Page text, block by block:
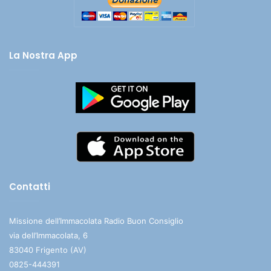
La Nostra App
Contatti
Missione dell’Immacolata Radio Buon Consiglio
via dell’Immacolata, 6
83040 Frigento (AV)
0825-444391